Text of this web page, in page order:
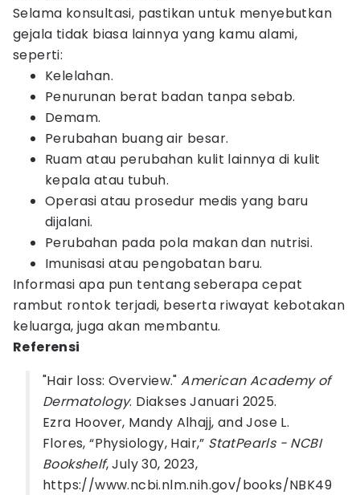
Selama konsultasi, pastikan untuk menyebutkan
gejala tidak biasa lainnya yang kamu alami,
seperti:
Kelelahan.
Penurunan berat badan tanpa sebab.
Demam.
Perubahan buang air besar.
Ruam atau perubahan kulit lainnya di kulit
kepala atau tubuh.
Operasi atau prosedur medis yang baru
dijalani.
Perubahan pada pola makan dan nutrisi.
Imunisasi atau pengobatan baru.
Informasi apa pun tentang seberapa cepat
rambut rontok terjadi, beserta riwayat kebotakan
keluarga, juga akan membantu.
Referensi
"Hair loss: Overview."American Academy of
Dermatology. Diakses Januari 2025.
Ezra Hoover, Mandy Alhajj, and Jose L.
Flores, “Physiology, Hair,” StatPearls - NCBI
Bookshelf, July 30, 2023,
https://www.ncbi.nlm.nih.gov/books/NBK49